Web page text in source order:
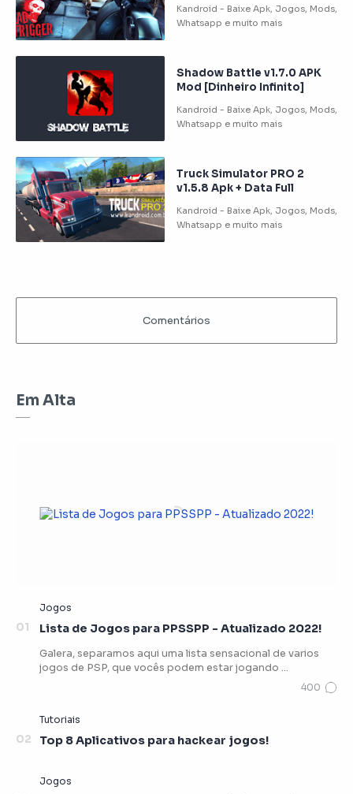
Shadow Battle v1.7.0 APK
Mod [Dinheiro Infinito]
Truck Simulator PRO 2
v1.5.8 Apk + Data Full
Em Alta
Lista de Jogos para PPSSPP - Atualizado 2022!
Galera, separamos aqui uma lista sensacional de varios
jogos de PSP, que vocês podem estar jogando …
Top 8 Aplicativos para hackear jogos!